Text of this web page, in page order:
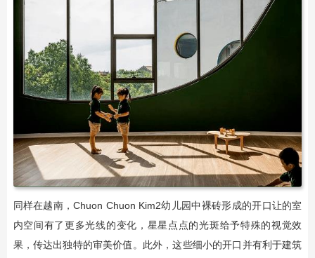
同样在越南，Chuon Chuon Kim2幼儿园中裸砖形成的开口让的室
内空间有了更多光线的变化，星星点点的光斑给予特殊的视觉效
果，传达出独特的审美价值。此外，这些细小的开口并有利于建筑